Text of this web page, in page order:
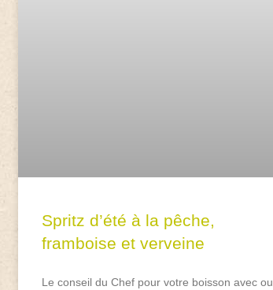
Spritz d’été à la pêche,
framboise et verveine
Le conseil du Chef pour votre boisson avec ou